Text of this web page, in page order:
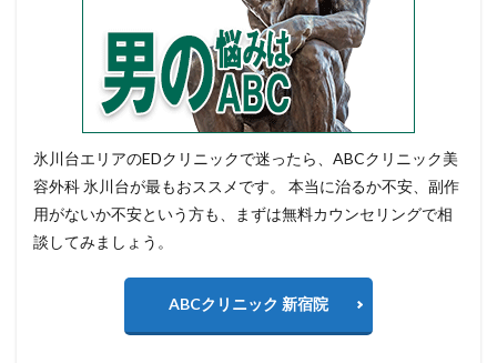
氷川台エリアのEDクリニックで迷ったら、ABCクリニック美
容外科 氷川台が最もおススメです。 本当に治るか不安、副作
用がないか不安という方も、まずは無料カウンセリングで相
談してみましょう。
ABCクリニック 新宿院